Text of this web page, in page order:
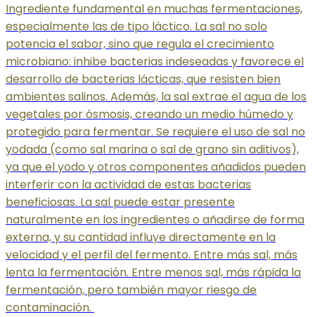
Ingrediente fundamental en muchas fermentaciones,
especialmente las de tipo láctico. La sal no solo
potencia el sabor, sino que regula el crecimiento
microbiano: inhibe bacterias indeseadas y favorece el
desarrollo de bacterias lácticas, que resisten bien
ambientes salinos. Además, la sal extrae el agua de los
vegetales por ósmosis, creando un medio húmedo y
protegido para fermentar. Se requiere el uso de sal no
yodada (como sal marina o sal de grano sin aditivos),
ya que el yodo y otros componentes añadidos pueden
interferir con la actividad de estas bacterias
beneficiosas. La sal puede estar presente
naturalmente en los ingredientes o añadirse de forma
externa, y su cantidad influye directamente en la
velocidad y el perfil del fermento. Entre más sal, más
lenta la fermentación. Entre menos sal, más rápida la
fermentación, pero también mayor riesgo de
contaminación.